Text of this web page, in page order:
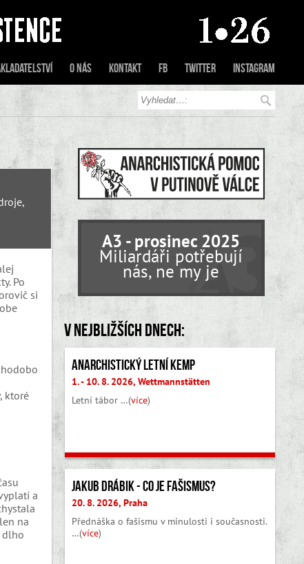
O nás Kontakt FB Twitter Instagram
Po
si
ktoré
a
na
dlho
A3 - prosinec 2025
Miliardáři potřebují
nás, ne my je
V nejbližších dnech:
Anarchistický letní kemp
1. - 10. 8. 2026, Wettmannstätten
Letní tábor …(více)
Jakub Drábik - Co je fašismus?
20. 8. 2026, Praha
Přednáška o fašismu v minulosti i současnosti.
…(více)